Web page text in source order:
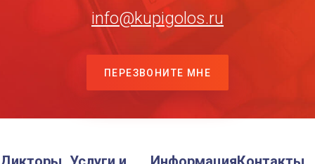
info@kupigolos.ru
ПЕРЕЗВОНИТЕ МНЕ